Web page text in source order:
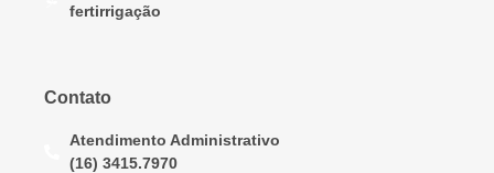
fertirrigação
Contato
Atendimento Administrativo
(16) 3415.7970